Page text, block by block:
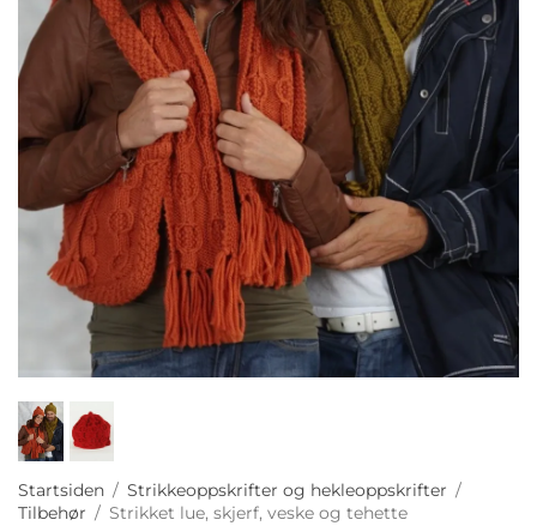
Startsiden / Strikkeoppskrifter og hekleoppskrifter /
Tilbehør / Strikket lue, skjerf, veske og tehette